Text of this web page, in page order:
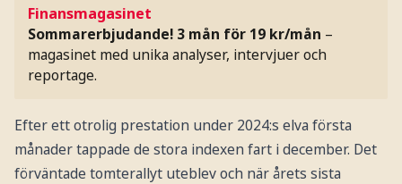
Finansmagasinet
Sommarerbjudande! 3 mån för 19 kr/mån –
magasinet med unika analyser, intervjuer och
reportage.
Efter ett otrolig prestation under 2024:s elva första
månader tappade de stora indexen fart i december. Det
förväntade tomterallyt uteblev och när årets sista